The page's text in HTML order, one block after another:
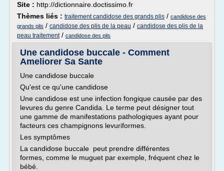
Site : http://dictionnaire.doctissimo.fr
Thèmes liés : traitement candidose des grands plis / candidose des
grands plis / candidose des plis de la peau / candidose des plis de la
peau traitement/ candidose des plis
Une candidose buccale - Comment
Ameliorer Sa Sante
Une candidose buccale
Qu'est ce qu'une candidose
Une candidose est une infection fongique causée par des
levures du genre Candida. Le terme peut désigner tout
une gamme de manifestations pathologiques ayant pour
facteurs ces champignons levuriformes.
Les symptômes
La candidose buccale peut prendre différentes
formes, comme le muguet par exemple, fréquent chez le
bébé.